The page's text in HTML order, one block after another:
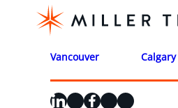
Vancouver Calgary
LinkedIn
X Facebook
Instagram
YouTube